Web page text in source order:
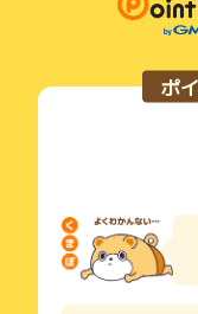
い物を複数回ご利用
・他のポイントサイ
ご利用前には、
します。
読みください。
お申し込みやお買い
ン期間が予告なしに
条件を達成している
っているため、広告
広告に遷移しない場
得できませんので、
ポ